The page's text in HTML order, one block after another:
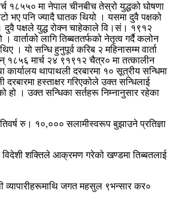
१८५५० मा नेपाल चीनबीच तेस्रो युद्धको घोषणा
भए पनि ज्यादै घातक थियो । यसमा दुवै पक्षको
दुवै पक्षले युद्ध रोक्न चाहेकाले वि।सं। १९१२
। वार्ताको लागि तिब्बततर्फको नेतृत्व गर्दै कलोन
। यो सन्धि हुनुपूर्व करिब २ महिनासम्म वार्ता
१८५६ मार्च २४ ९१९१२ चैत्र० मा तत्कालीन
कार्यालय थापाथली दरबारमा १० सूत्रीय सन्धिमा
दरबारमा हस्ताक्षर गरिएकोले उक्त सन्धिलाई
हो । उक्त सन्धिका सर्तहरू निम्नानुसार रहेका
रु। १०,००० सलामीस्वरूप बुझाउने प्रतिज्ञा
शक्तिले आक्रमण गरेको खण्डमा तिब्बतलाई
व्यापारीहरूमाथि जगत महसुल ९भन्सार कर०